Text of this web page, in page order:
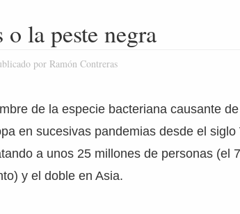
la peste negra
por Ramón Contreras
de la especie bacteriana causante
en sucesivas pandemias desde el
a unos 25 millones de personas (el
y el doble en Asia.